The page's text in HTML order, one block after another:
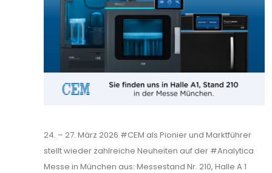
24. – 27. März 2026 #CEM als Pionier und Marktführer
stellt wieder zahlreiche Neuheiten auf der #Analytica
Messe in München aus: Messestand Nr. 210, Halle A 1